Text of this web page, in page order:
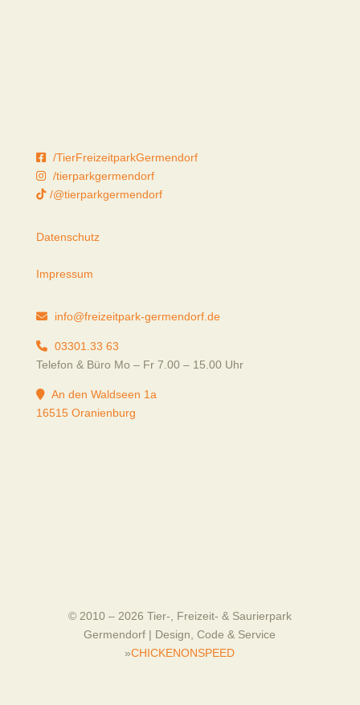
/TierFreizeitparkGermendorf
/tierparkgermendorf
/@tierparkgermendorf
Datenschutz
Impressum
info@freizeitpark-germendorf.de
03301.33 63
Telefon & Büro Mo – Fr 7.00 – 15.00 Uhr
An den Waldseen 1a
16515 Oranienburg
© 2010 – 2026 Tier-, Freizeit- & Saurierpark
Germendorf | Design, Code & Service
»CHICKENONSPEED